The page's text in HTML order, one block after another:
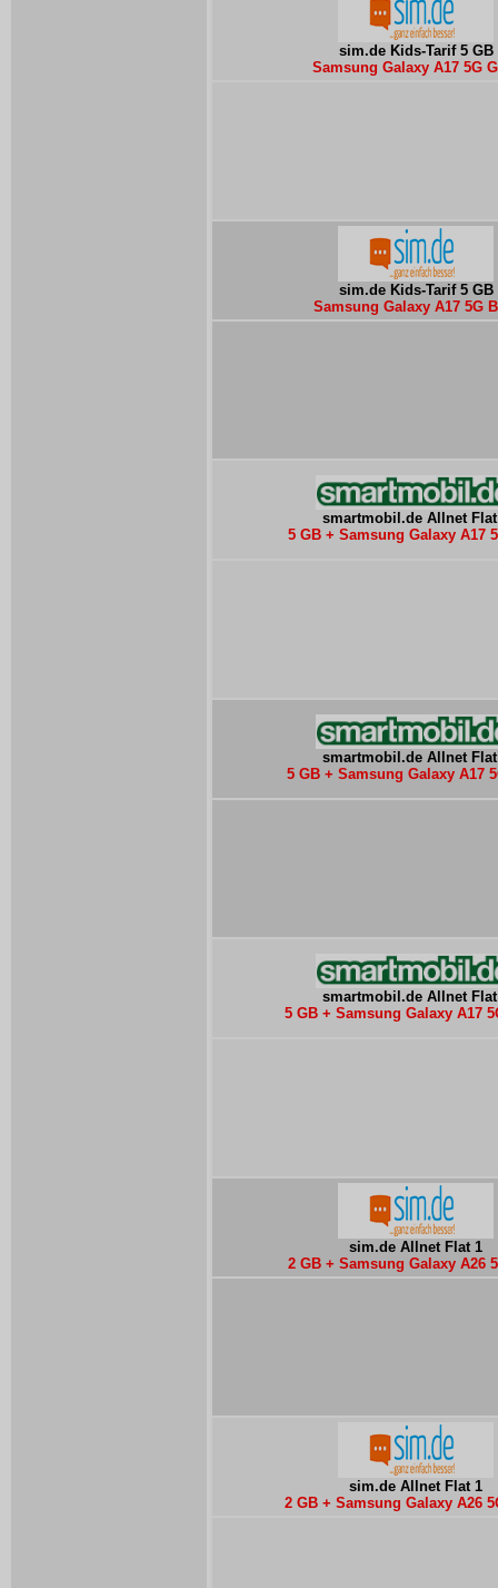
sim.de Kids-Tarif 5 GB
Samsung Galaxy A17 5G
sim.de Kids-Tarif 5 GB
Samsung Galaxy A17 5G
smartmobil.de Allnet
5 GB + Samsung Galaxy A17
smartmobil.de Allnet
5 GB + Samsung Galaxy A17
smartmobil.de Allnet
5 GB + Samsung Galaxy A17
sim.de Allnet Flat 1
2 GB + Samsung Galaxy A26
sim.de Allnet Flat 1
2 GB + Samsung Galaxy A26